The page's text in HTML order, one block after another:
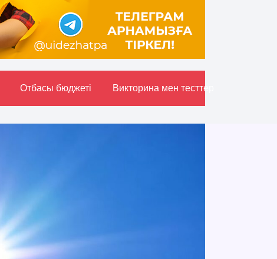
Отбасы бюджетi Викторина мен тесттер